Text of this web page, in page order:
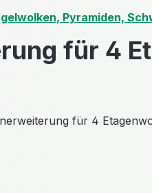
Pyramiden,
für 4